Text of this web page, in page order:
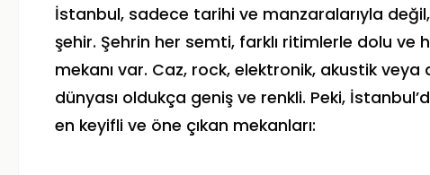
İstanbul, sadece tarihi ve manzaralarıyla
şehir. Şehrin her semti, farklı ritimlerle dolu ve
mekanı var. Caz, rock, elektronik, akustik
dünyası oldukça geniş ve renkli. Peki,
en keyifli ve öne çıkan mekanları: